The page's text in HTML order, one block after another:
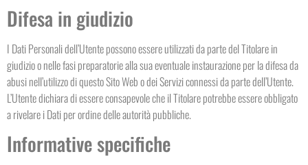
Difesa in giudizio
I Dati Personali dell’Utente possono essere utilizzati da parte del Titolare in
giudizio o nelle fasi preparatorie alla sua eventuale instaurazione per la difesa da
abusi nell’utilizzo di questo Sito Web o dei Servizi connessi da parte dell’Utente.
L’Utente dichiara di essere consapevole che il Titolare potrebbe essere obbligato
a rivelare i Dati per ordine delle autorità pubbliche.
Informative specifiche